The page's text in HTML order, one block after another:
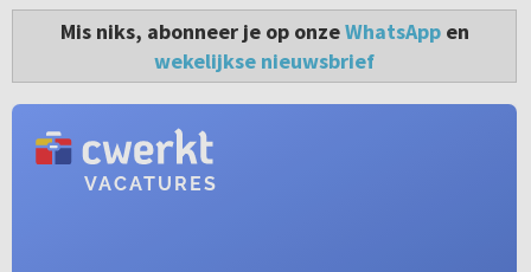
Mis niks, abonneer je op onzeWhatsAppen
wekelijkse nieuwsbrief